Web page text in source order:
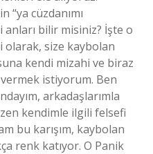
“ya cüzdanımı
bilir misiniz? İşte o
olarak, size kaybolan
kendi mizahi ve biraz
vermek istiyorum. Ben
arkadaşlarımla
kendimle ilgili felsefi
bu karışım, kaybolan
renk katıyor. O Panik